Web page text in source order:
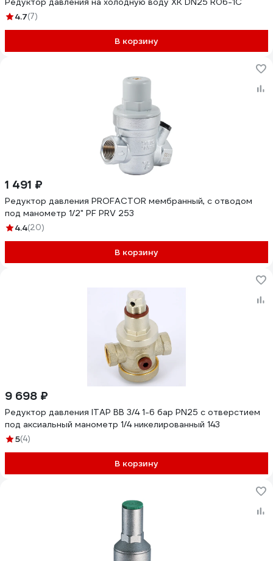
4.7(7)
В корзину
1 491 ₽
Редуктор давления PROFACTOR мембранный, с отводом
под манометр 1/2" PF PRV 253
4.4(20)
В корзину
9 698 ₽
Редуктор давления ITAP ВВ 3/4 1-6 бар PN25 с отверстием
под аксиальный манометр 1/4 никелированный 143
5(4)
В корзину